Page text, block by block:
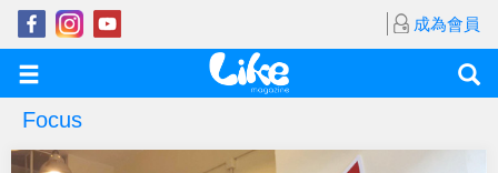
成為會員
Focus